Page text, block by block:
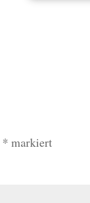
* markiert